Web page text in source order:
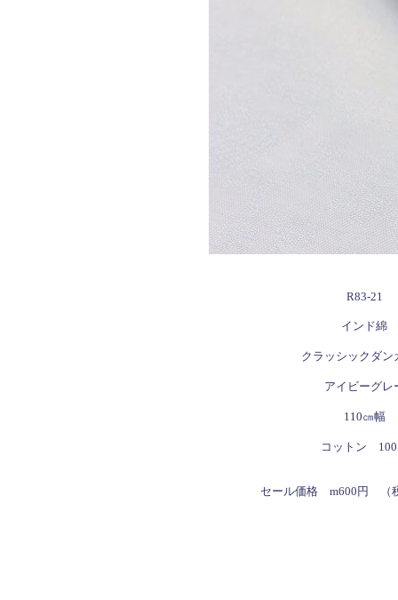
R83-21
インド綿
クラッシックダン
アイビーグレ
110㎝幅
コットン 100
セール価格 m600円 （